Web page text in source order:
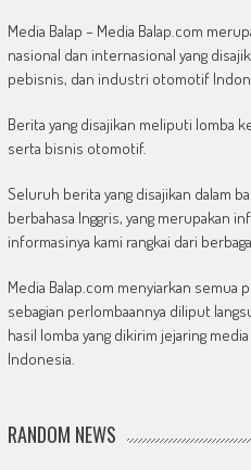
Media Balap – Media Balap.com
nasional dan internasional yang
pebisnis, dan industri otomotif
Berita yang disajikan meliputi lomba
serta bisnis otomotif.
Seluruh berita yang disajikan dalam
berbahasa Inggris, yang merupakan
informasinya kami rangkai dari
Media Balap.com menyiarkan semua
sebagian perlombaannya diliput
hasil lomba yang dikirim jejaring
Indonesia.
RANDOM NEWS